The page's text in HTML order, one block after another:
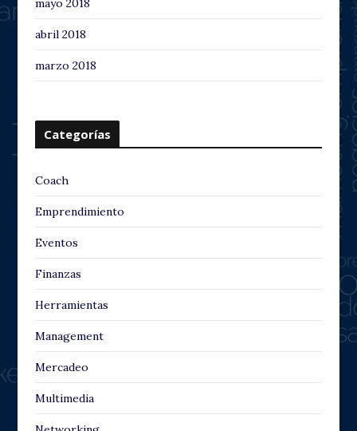
mayo 2018
abril 2018
marzo 2018
Categorías
Coach
Emprendimiento
Eventos
Finanzas
Herramientas
Management
Mercadeo
Multimedia